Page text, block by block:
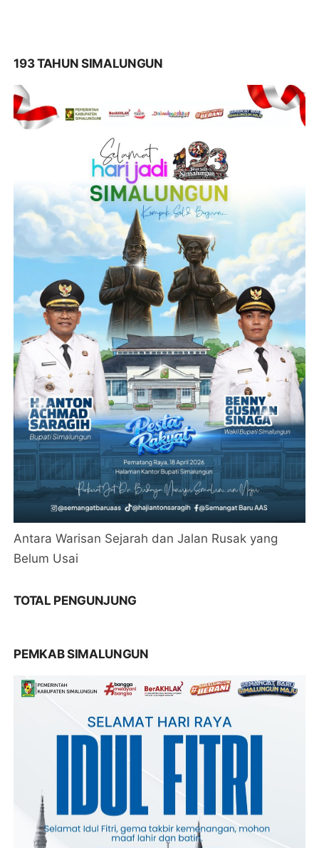
193 TAHUN SIMALUNGUN
Antara Warisan Sejarah dan Jalan Rusak yang
Belum Usai
TOTAL PENGUNJUNG
PEMKAB SIMALUNGUN